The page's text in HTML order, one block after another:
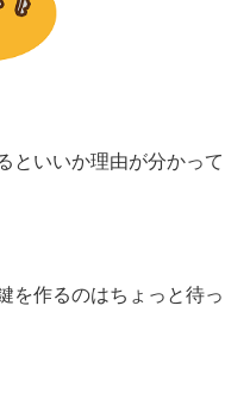
といいか理由が分かって
を作るのはちょっと待っ